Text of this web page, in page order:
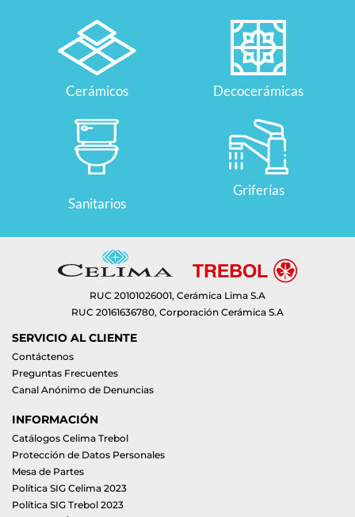
Cerámicos Decocerámicas
Sanitarios
Griferías
RUC 20101026001, Cerámica Lima S.A
RUC 20161636780, Corporación Cerámica S.A
SERVICIO AL CLIENTE
Contáctenos
Preguntas Frecuentes
Canal Anónimo de Denuncias
INFORMACIÓN
Catálogos Celima Trebol
Protección de Datos Personales
Mesa de Partes
Política SIG Celima 2023
Política SIG Trebol 2023